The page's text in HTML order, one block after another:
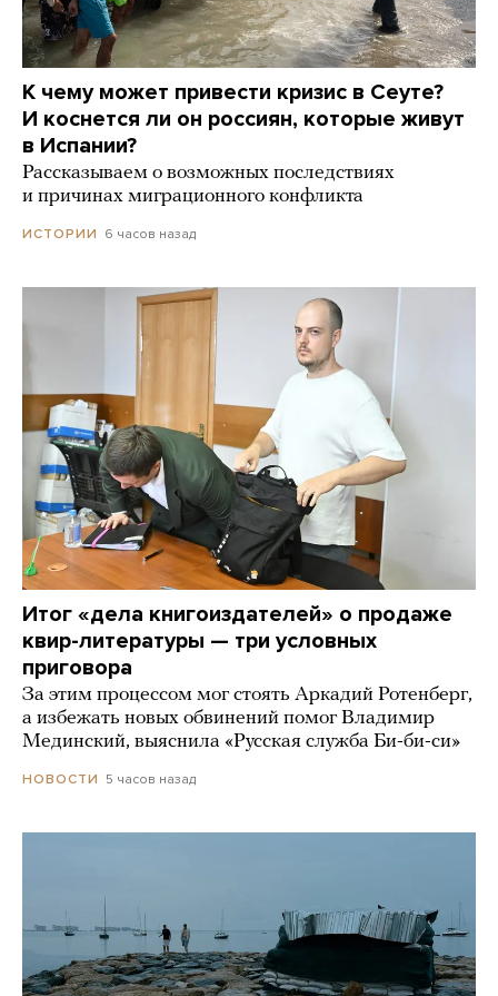
К чему может привести кризис в Сеуте?
И коснется ли он россиян, которые живут
в Испании?
Рассказываем о возможных последствиях
и причинах миграционного конфликта
ИСТОРИИ 6 часов назад
Итог «дела книгоиздателей» о продаже
квир-литературы — три условных
приговора
За этим процессом мог стоять Аркадий Ротенберг,
а избежать новых обвинений помог Владимир
Мединский, выяснила «Русская служба Би-би-си»
НОВОСТИ 5 часов назад